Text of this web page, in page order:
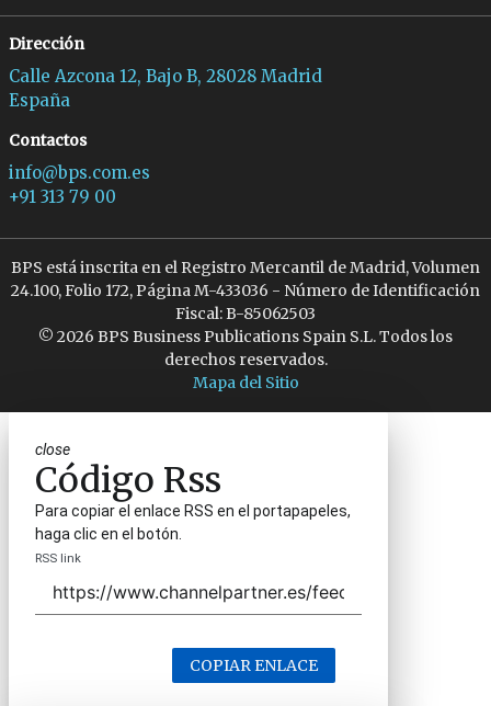
Dirección
Calle Azcona 12, Bajo B, 28028 Madrid
España
Contactos
info@bps.com.es
+91 313 79 00
BPS está inscrita en el Registro Mercantil de Madrid, Volumen
24.100, Folio 172, Página M-433036 - Número de Identificación
Fiscal: B-85062503
© 2026 BPS Business Publications Spain S.L. Todos los
derechos reservados.
Mapa del Sitio
close
Código Rss
Para copiar el enlace RSS en el portapapeles,
haga clic en el botón.
RSS link
COPIAR ENLACE